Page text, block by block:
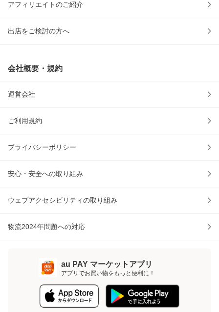
アフィリエイトのご紹介
出店をご検討の方へ
会社概要・規約
運営会社
ご利用規約
プライバシーポリシー
安心・安全への取り組み
ウェブアクセシビリティの取り組み
物流2024年問題への対応
au PAY マーケットアプリ
アプリでお買い物をもっと便利に！